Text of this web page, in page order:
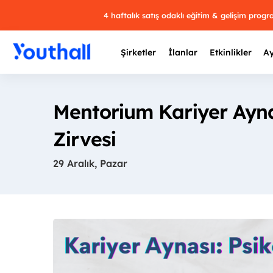
4 haftalık satış odaklı eğitim & gelişim
Şirketler İlanlar Etkinlikler
Mentorium Kariyer
Zirvesi
29 Aralık, Pazar